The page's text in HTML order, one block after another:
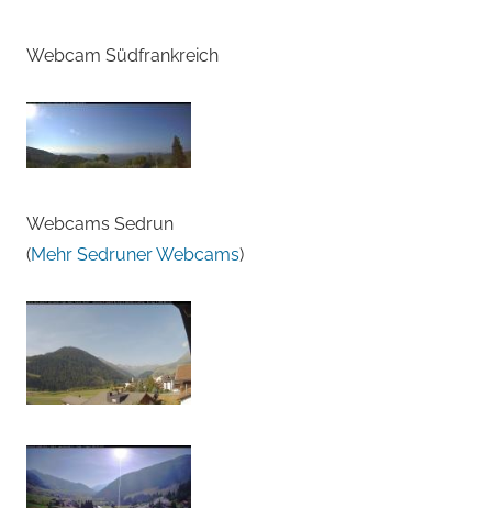
Webcam Südfrankreich
Webcams Sedrun
(Mehr Sedruner Webcams)